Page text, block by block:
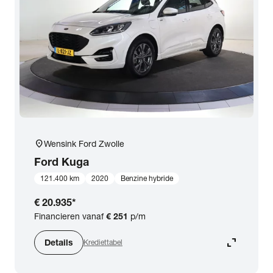
BTW (aftrekbaar) / Marge (BTW niet aftrekbaar)expand_more
Merk & Model
Ford close
Prijs
Bouwjaar
Staat van de auto
Brandstof
location_onWensink Ford Zwolle
Ford Kuga
121.400 km 2020 Benzine hybride
€ 20.935*
Financieren vanaf€ 251 p/m
Details Krediettabel expand_content